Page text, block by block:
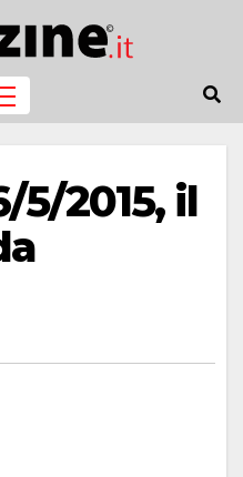
5/2015, il